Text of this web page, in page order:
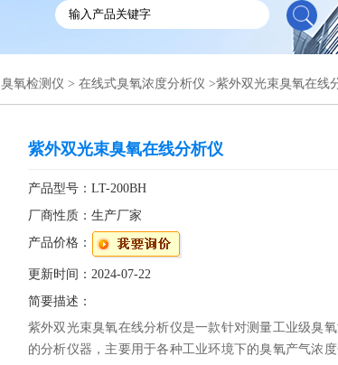
臭氧检测仪 > 在线式臭氧浓度分析仪 >紫外双光束臭氧在线分析
紫外双光束臭氧在线分析仪
产品型号：LT-200BH
厂商性质：生产厂家
产品价格：
更新时间：2024-07-22
简要描述：
紫外双光束臭氧在线分析仪是一款针对测量工业级臭
的分析仪器，主要用于各种工业环境下的臭氧产气浓